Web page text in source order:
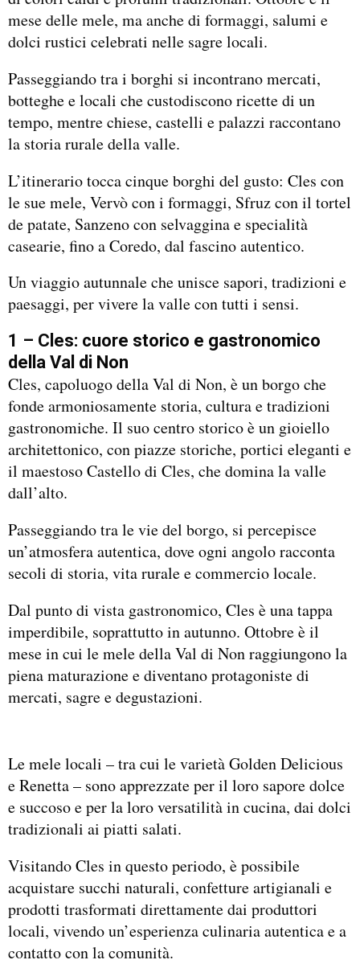
mese delle mele, ma anche di formaggi, salumi e
dolci rustici celebrati nelle sagre locali.
Passeggiando tra i borghi si incontrano mercati,
botteghe e locali che custodiscono ricette di un
tempo, mentre chiese, castelli e palazzi raccontano
la storia rurale della valle.
L’itinerario tocca cinque borghi del gusto: Cles con
le sue mele, Vervò con i formaggi, Sfruz con il tortel
de patate, Sanzeno con selvaggina e specialità
casearie, fino a Coredo, dal fascino autentico.
Un viaggio autunnale che unisce sapori, tradizioni e
paesaggi, per vivere la valle con tutti i sensi.
1 – Cles: cuore storico e gastronomico
della Val di Non
Cles, capoluogo della Val di Non, è un borgo che
fonde armoniosamente storia, cultura e tradizioni
gastronomiche. Il suo centro storico è un gioiello
architettonico, con piazze storiche, portici eleganti e
il maestoso Castello di Cles, che domina la valle
dall’alto.
Passeggiando tra le vie del borgo, si percepisce
un’atmosfera autentica, dove ogni angolo racconta
secoli di storia, vita rurale e commercio locale.
Dal punto di vista gastronomico, Cles è una tappa
imperdibile, soprattutto in autunno. Ottobre è il
mese in cui le mele della Val di Non raggiungono la
piena maturazione e diventano protagoniste di
mercati, sagre e degustazioni.
Le mele locali – tra cui le varietà Golden Delicious
e Renetta – sono apprezzate per il loro sapore dolce
e succoso e per la loro versatilità in cucina, dai dolci
tradizionali ai piatti salati.
Visitando Cles in questo periodo, è possibile
acquistare succhi naturali, confetture artigianali e
prodotti trasformati direttamente dai produttori
locali, vivendo un’esperienza culinaria autentica e a
contatto con la comunità.